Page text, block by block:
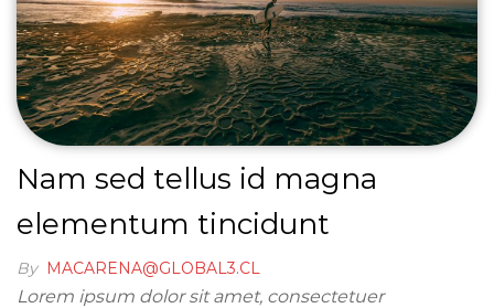
Nam sed tellus id magna
elementum tincidunt
By MACARENA@GLOBAL3.CL
Lorem ipsum dolor sit amet, consectetuer